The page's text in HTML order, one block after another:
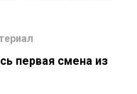
первая смена из